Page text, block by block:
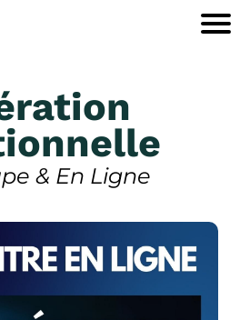
& En Ligne